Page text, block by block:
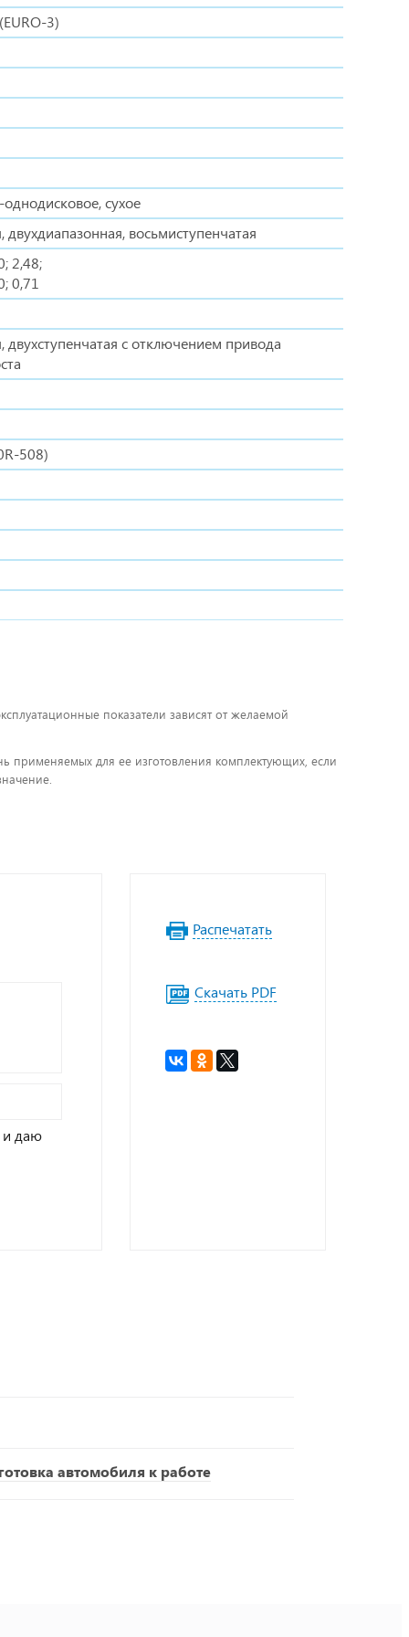
3)
сухое
двухдиапазонная, восьмиступенчатая
2,48;
0,71
двухступенчатая с отключением привода
508)
показатели зависят от желаемой
применяемых для ее изготовления комплектующих, если
и даю
Распечатать
Скачать PDF
автомобиля к работе